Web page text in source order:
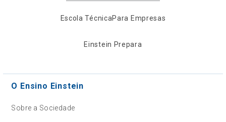
Escola TécnicaPara Empresas
Einstein Prepara
O Ensino Einstein
Sobre a Sociedade